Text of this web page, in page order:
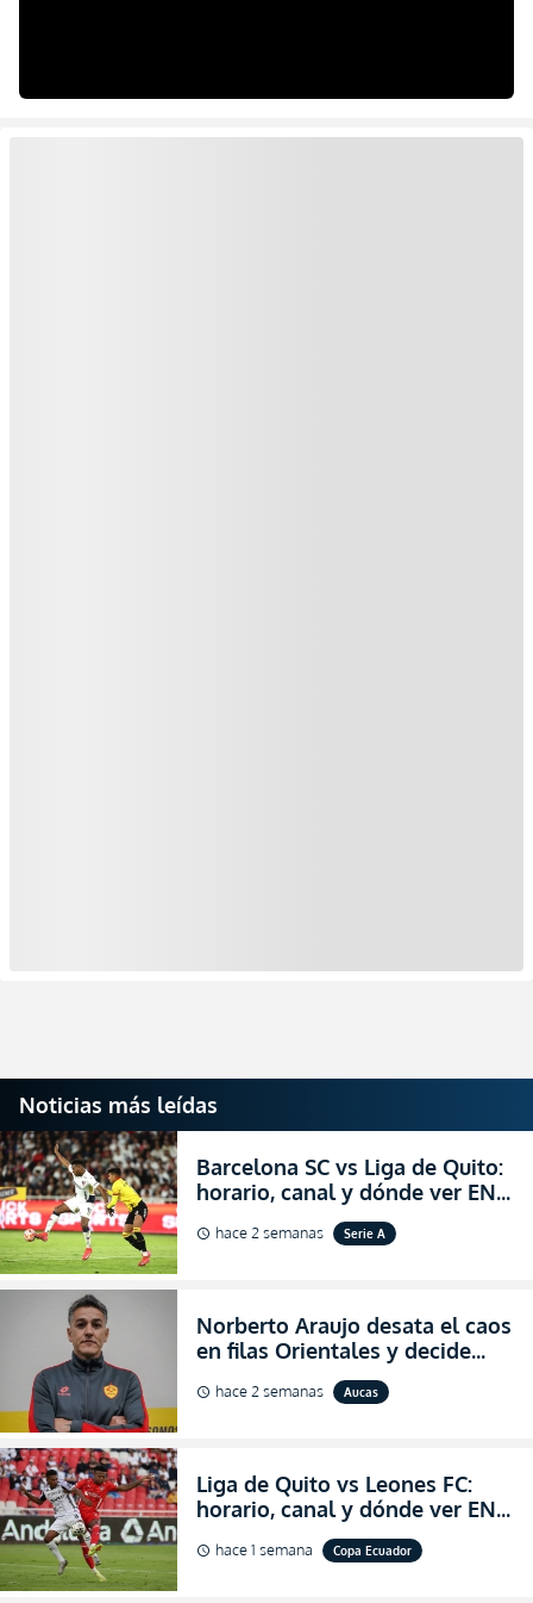
Noticias más leídas
Barcelona SC vs Liga de Quito:
horario, canal y dónde ver EN
VIVO la Fecha 22 de la LigaPro
2026
schedule hace 2 semanas Serie A
Norberto Araujo desata el caos
en filas Orientales y decide
abandonar la dirección técnica
de Aucas
schedule hace 2 semanas Aucas
Liga de Quito vs Leones FC:
horario, canal y dónde ver EN
VIVO los octavos de final de la
Copa Ecuador 2026
schedule hace 1 semana Copa Ecuador